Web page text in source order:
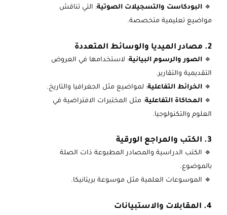
🔹 البودكاست والتسجيلات الصوتية: التي تناقش
مواضيع تعليمية متخصصة.
2. مصادر الميديا والوسائط المتعددة
🔹 الصور والرسوم البيانية: لاستخدامها في العروض
التقديمية والتقارير.
🔹 الخرائط التفاعلية: لمواضيع مثل الجغرافيا والتاريخ.
🔹 المحاكاة التفاعلية: مثل المختبرات الافتراضية في
العلوم والتكنولوجيا.
3. الكتب والمراجع الورقية
🔹 الكتب الدراسية والمصادر المطبوعة ذات الصلة
بالموضوع.
🔹 الموسوعات العلمية مثل موسوعة بريتانيكا.
4. المقابلات والاستبيانات